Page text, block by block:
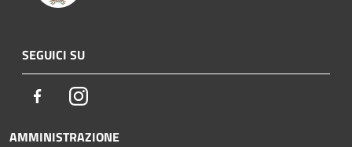
SEGUICI SU
FacebookInstagram
AMMINISTRAZIONE